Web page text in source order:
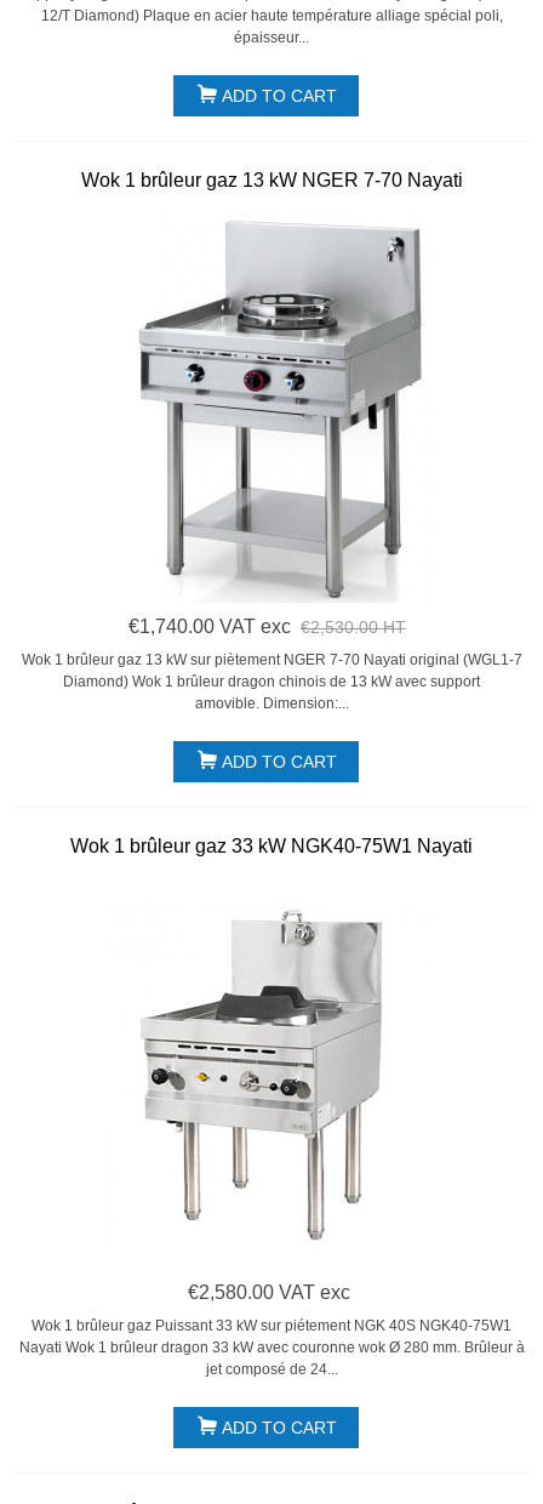
12/T Diamond) Plaque en acier haute température alliage spécial poli,
épaisseur...
ADD TO CART
Wok 1 brûleur gaz 13 kW NGER 7-70 Nayati
€1,740.00 VAT exc €2,530.00 HT
Wok 1 brûleur gaz 13 kW sur piètement NGER 7-70 Nayati original (WGL1-7
Diamond) Wok 1 brûleur dragon chinois de 13 kW avec support
amovible. Dimension:...
ADD TO CART
Wok 1 brûleur gaz 33 kW NGK40-75W1 Nayati
€2,580.00 VAT exc
Wok 1 brûleur gaz Puissant 33 kW sur piétement NGK 40S NGK40-75W1
Nayati Wok 1 brûleur dragon 33 kW avec couronne wok Ø 280 mm. Brûleur à
jet composé de 24...
ADD TO CART